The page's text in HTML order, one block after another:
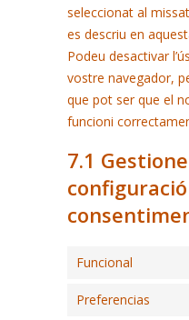
seleccionat al
es descriu en
Podeu desactivar
vostre navegador,
que pot ser que el
funcioni
7.1
Funcional
Preferencias